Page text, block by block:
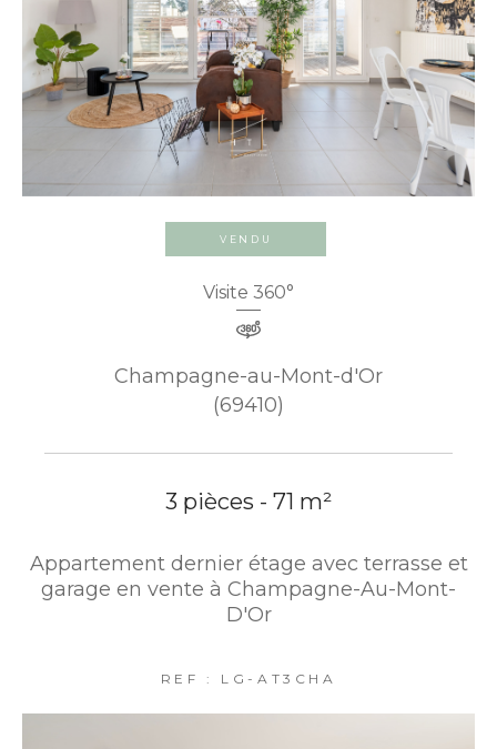
VENDU
Visite 360°
Champagne-au-Mont-d'Or
(69410)
3 pièces - 71 m²
Appartement dernier étage avec terrasse et
garage en vente à Champagne-Au-Mont-
D'Or
REF : LG-AT3CHA